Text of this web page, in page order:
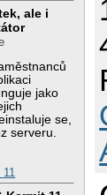
ale i
jako
se,
serveru.
11